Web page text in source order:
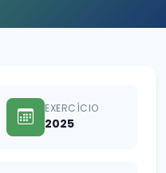
EXERCÍCIO
2025